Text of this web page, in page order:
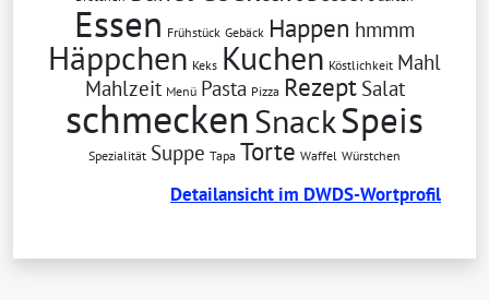
Essen Frühstück Gebäck Happen hmmm
Häppchen Keks Kuchen Köstlichkeit Mahl
Mahlzeit Menü Pasta Pizza Rezept Salat
schmeckenSnackSpeis
Spezialität Suppe Tapa Torte Waffel Würstchen
De­tail­an­sicht im DWDS-Wort­pro­fil